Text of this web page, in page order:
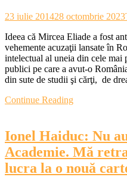
23 iulie 201428 octombrie 2023
Ideea că Mircea Eliade a fost
vehemente acuzaţii lansate în
intelectual al uneia din cele
publici pe care a avut-o
din sute de studii şi cărţi, de
Continue Reading
Ionel Haiduc: Nu
Academie. Mă
lucra la o nouă